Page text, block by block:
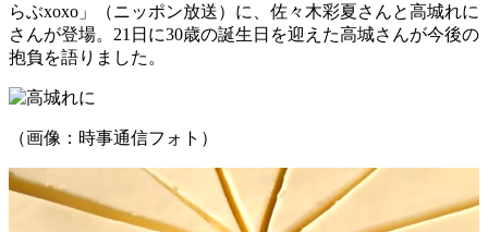
らぶxoxo」（ニッポン放送）に、佐々木彩夏さんと高城れに
さんが登場。21日に30歳の誕生日を迎えた高城さんが今後の
抱負を語りました。
（画像：時事通信フォト）